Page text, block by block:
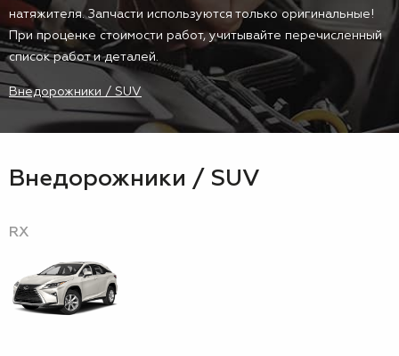
натяжителя. Запчасти используются только оригинальные!
При проценке стоимости работ, учитывайте перечисленный
список работ и деталей.
Внедорожники / SUV
Внедорожники / SUV
RX